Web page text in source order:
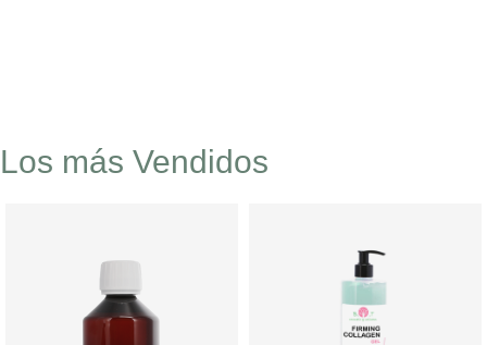
Los más Vendidos